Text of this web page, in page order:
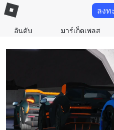
อันดับ มาร์เก็ตเพลส
ลงท